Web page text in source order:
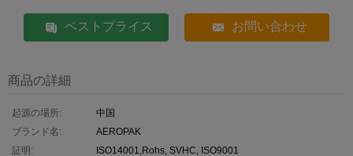
ベストプライス お問い合わせ
商品の詳細
起源の場所:
中国
ブランド名:
AEROPAK
証明:
ISO14001,Rohs, SVHC, ISO9001